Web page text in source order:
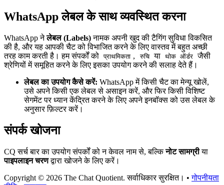
WhatsApp लेबल के साथ व्यवस्थित करना
WhatsApp नेलेबल (Labels)नामक अपनी खुद की टैगिंग सुविधा विकसित
की है, और यह आपकी चैट को विभाजित करने के लिए वास्तव में बहुत अच्छी
तरह काम करती है। हम संपर्कों को
प्राथमिकता , रुचि या थोक ऑर्डर जैसी
श्रेणियों में समूहित करने के लिए इसका उपयोग करने की सलाह देते हैं।
लेबल का उपयोग कैसे करें: WhatsApp में किसी चैट का मेन्यू खोलें,
उसे अपने किसी एक लेबल से असाइन करें, और फिर किसी विशिष्ट
सेगमेंट पर ध्यान केंद्रित करने के लिए अपने इनबॉक्स को उस लेबल के
अनुसार फ़िल्टर करें।
संपर्क खोजना
CQ सर्च बार का उपयोग संपर्कों को न केवल नाम से, बल्किनोट सामग्रीया
पाइपलाइन चरणद्वारा खोजने के लिए करें।
Copyright © 2026 The Chat Quotient. सर्वाधिकार सुरक्षित। •गोपनीयता